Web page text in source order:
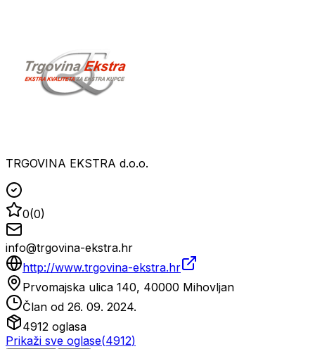
TRGOVINA EKSTRA d.o.o.
0(0)
info@trgovina-ekstra.hr
http://www.trgovina-ekstra.hr
Prvomajska ulica 140, 40000 Mihovljan
Član od 26. 09. 2024.
4912 oglasa
Prikaži sve oglase(4912)